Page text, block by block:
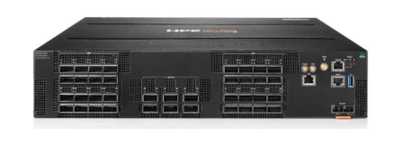
刊登